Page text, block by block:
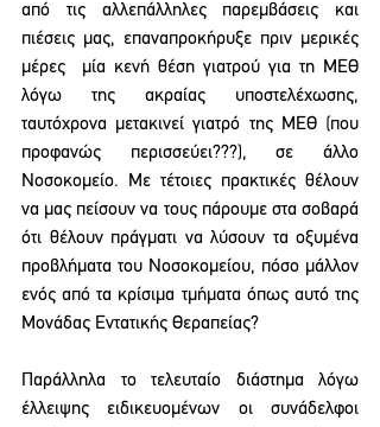
από τις αλλεπάλληλες παρεμβάσεις και
πιέσεις μας, επαναπροκήρυξε πριν μερικές
μέρες  μία κενή θέση γιατρού για τη ΜΕΘ
λόγω της ακραίας υποστελέχωσης,
ταυτόχρονα μετακινεί γιατρό της ΜΕΘ (που
προφανώς περισσεύει???), σε άλλο
Νοσοκομείο. Με τέτοιες πρακτικές θέλουν
να μας πείσουν να τους πάρουμε στα σοβαρά
ότι θέλουν πράγματι να λύσουν τα οξυμένα
προβλήματα του Νοσοκομείου, πόσο μάλλον
ενός από τα κρίσιμα τμήματα όπως αυτό της
Μονάδας Εντατικής Θεραπείας?
Παράλληλα το τελευταίο διάστημα λόγω
έλλειψης ειδικευομένων οι συνάδελφοι